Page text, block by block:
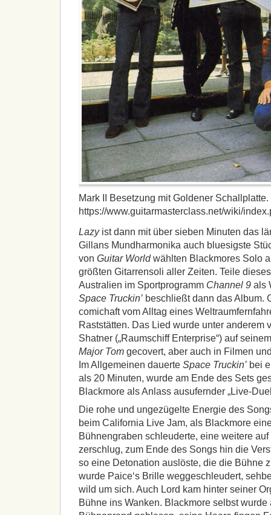
Mark II Besetzung mit Goldener
https://www.guitarmasterclass.net/wiki/
Lazyist dann mit über sieben Minuten das
Gillans Mundharmonika auch bluesigste
von Guitar Worldwählten Blackmores Solo
größten Gitarrensoli aller Zeiten. Teile
Australien im Sportprogramm Channel 9 als
Space Truckin’ beschließt dann das Album.
comichaft vom Alltag eines
Raststätten. Das Lied wurde unter anderem
Shatner („Raumschiff Enterprise“) auf
Major Tom gecovert, aber auch in Filmen
Im Allgemeinen dauerte Space Truckin’ bei
als 20 Minuten, wurde am Ende des Sets
Blackmore als Anlass ausufernder „Live-
Die rohe und ungezügelte Energie des
beim California Live Jam, als Blackmore
Bühnengraben schleuderte, eine weitere
zerschlug, zum Ende des Songs hin die
so eine Detonation auslöste, die die Bühne
wurde Paice‘s Brille weggeschleudert,
wild um sich. Auch Lord kam hinter seiner
Bühne ins Wanken. Blackmore selbst wurde